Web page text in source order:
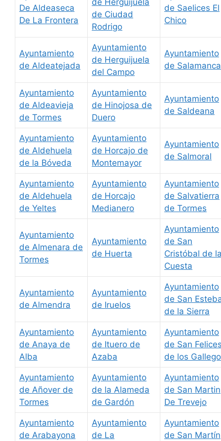
De Aldeaseca
De La Frontera
de Herguijuela
de Ciudad
Rodrigo
de Saelices El
Chico
Ayuntamiento
de Aldeatejada
Ayuntamiento
de Herguijuela
del Campo
Ayuntamiento
de Salamanca
Ayuntamiento
de Aldeavieja
de Tormes
Ayuntamiento
de Hinojosa de
Duero
Ayuntamiento
de Saldeana
Ayuntamiento
de Aldehuela
de la Bóveda
Ayuntamiento
de Horcajo de
Montemayor
Ayuntamiento
de Salmoral
Ayuntamiento
de Aldehuela
de Yeltes
Ayuntamiento
de Horcajo
Medianero
Ayuntamiento
de Salvatierra
de Tormes
Ayuntamiento
de Almenara de
Tormes
Ayuntamiento
de Huerta
Ayuntamiento
de San
Cristóbal de
Cuesta
Ayuntamiento
de Almendra
Ayuntamiento
de Iruelos
Ayuntamiento
de San
de la Sierra
Ayuntamiento
de Anaya de
Alba
Ayuntamiento
de Ituero de
Azaba
Ayuntamiento
de San
de los
Ayuntamiento
de Añover de
Tormes
Ayuntamiento
de la Alameda
de Gardón
Ayuntamiento
de San Martin
De Trevejo
Ayuntamiento
de Arabayona
Ayuntamiento
de La
Ayuntamiento
de San Martín